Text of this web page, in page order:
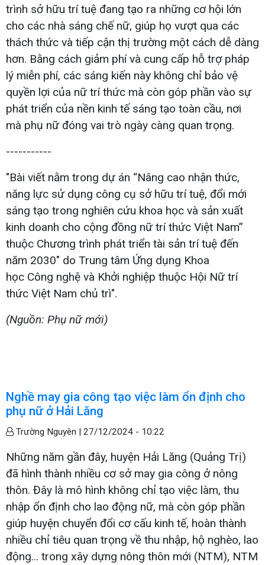
trình sở hữu trí tuệ đang tạo ra những cơ hội lớn
cho các nhà sáng chế nữ, giúp họ vượt qua các
thách thức và tiếp cận thị trường một cách dễ dàng
hơn. Bằng cách giảm phí và cung cấp hỗ trợ pháp
lý miễn phí, các sáng kiến này không chỉ bảo vệ
quyền lợi của nữ trí thức mà còn góp phần vào sự
phát triển của nền kinh tế sáng tạo toàn cầu, nơi
mà phụ nữ đóng vai trò ngày càng quan trọng.
-----------
"Bài viết nằm trong dự án “Nâng cao nhận thức,
năng lực sử dụng công cụ sở hữu trí tuệ, đổi mới
sáng tạo trong nghiên cứu khoa học và sản xuất
kinh doanh cho cộng đồng nữ trí thức Việt Nam”
thuộc Chương trình phát triển tài sản trí tuệ đến
năm 2030" do Trung tâm Ứng dụng Khoa
học Công nghệ và Khởi nghiệp thuộc Hội Nữ trí
thức Việt Nam chủ trì".
(Nguồn: Phụ nữ mới)
Nghề may gia công tạo việc làm ổn định cho
phụ nữ ở Hải Lăng
Trường Nguyên | 27/12/2024 - 10:22
Những năm gần đây, huyện Hải Lăng (Quảng Trị)
đã hình thành nhiều cơ sở may gia công ở nông
thôn. Đây là mô hình không chỉ tạo việc làm, thu
nhập ổn định cho lao động nữ, mà còn góp phần
giúp huyện chuyển đổi cơ cấu kinh tế, hoàn thành
nhiều chỉ tiêu quan trọng về thu nhập, hộ nghèo, lao
động... trong xây dựng nông thôn mới (NTM), NTM